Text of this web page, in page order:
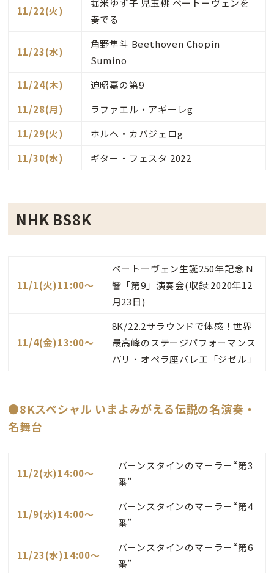
11/22(火)
奏でる
11/23(水)
角野隼斗 Beethoven Chopin
Sumino
11/24(木)
迫昭嘉の第9
11/28(月)
ラファエル・アギーレg
11/29(火)
ホルヘ・カバジェロg
11/30(水)
ギター・フェスタ 2022
NHK BS8K
11/1(火)11:00〜
ベートーヴェン生誕250年記念 N
響「第9」演奏会(収録:2020年12
月23日)
11/4(金)13:00〜
8K/22.2サラウンドで体感！世界
最高峰のステージパフォーマンス
パリ・オペラ座バレエ「ジゼル」
●8Kスペシャル いまよみがえる伝説の名演奏・
名舞台
11/2(水)14:00〜
バーンスタインのマーラー“第3
番”
11/9(水)14:00〜
バーンスタインのマーラー“第4
番”
11/23(水)14:00〜
バーンスタインのマーラー“第6
番”